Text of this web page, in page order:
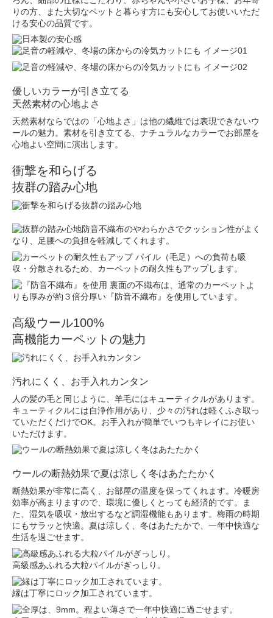
りの方、また大切なペットと暮らす方にも安心してお使いいただ
ける安心の品質です。
優しいカラーが引き立てる
天然素材の心地よさ
天然素材ならではの「心地よさ」は他の繊維では表現できないウ
ールの魅力。素材を引き立てる、ナチュラルなカラーでお部屋を
心地よい空間に演出します。
衝撃を和らげる
抜群の踏み心地
防音不織布のやわらかさでクッション性がよく
なり、足腰への負担を軽減してくれます。
パイル（毛足）への負荷も吸
収・分散されるため、カーペットの耐久性もアップします。
裏面の不織布は、通常のカーペットよ
りも厚みが約３倍分厚い『防音不織布』を使用しています。
高級ウール100%
高機能カーペットの魅力
汚れにくく、お手入れカンタン
人の髪の毛と同じように、羊毛にはキューティクルがあります。
キューティクルには自浄作用があり、少々の汚れは軽くふき取っ
ていただくだけでOK。お手入れが簡単でいつもキレイにお使い
いただけます。
ウールの断熱効果で夏は涼しく冬はあたたかく
断熱効果が非常に高く、お部屋の温度を保ってくれます。冷暖房
効率が高まりますので、環境に優しくとっても経済的です。ま
た、湿気を吸収・放出するなど調湿機能もあります。梅雨の時期
にもサラッと快適。夏は涼しく、冬はあたたかで、一年中快適な
生活を過ごせます。
高級感あふれる大粒パイルがぎっしり。
縁は丁寧にロック加工されています。